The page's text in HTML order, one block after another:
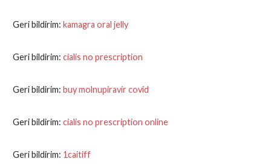
Geri bildirim: kamagra oral jelly
Geri bildirim: cialis no prescription
Geri bildirim: buy molnupiravir covid
Geri bildirim: cialis no prescription online
Geri bildirim: 1caitiff